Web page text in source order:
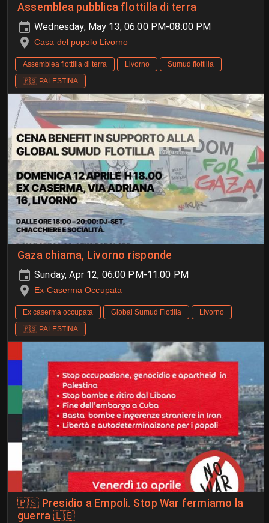
Assemblea pubblica flottilla di terra
Wednesday, May 13, 06:00 PM-08:00 PM
Casa del popolo Livorno
Assemblea flottilla di terra Livorno
Sumud flottilla
🇵🇸 PALESTINA
Gaza chiama, Livorno risponde
Sunday, Apr 12, 06:00 PM-11:00 PM
Ex-Caserma Occupata
Ex caserma occupata Global Sumud Flotilla
Livorno
🇵🇸 PALESTINA
🇵🇸 Presidio a Empoli. Stop War fermiamo la
guerra 🇱🇧